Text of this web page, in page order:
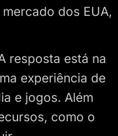
dos EUA,
resposta está na
experiência de
e jogos. Além
como o